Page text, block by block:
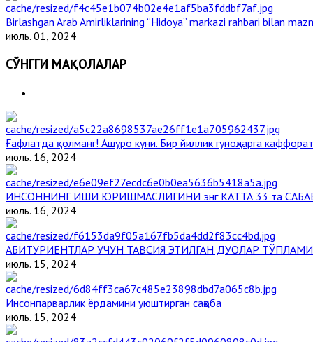
Birlashgan Arab Amirliklarining “Hidoya” markazi rahbari bilan
июль. 01, 2024
СЎНГГИ МАҚОЛАЛАР
Ғафлатда қолманг! Ашуро куни. Бир йиллик гуноҳларга
июль. 16, 2024
ИНСОННИНГ ИШИ ЮРИШМАСЛИГИНИ энг КАТТА 33 та
июль. 16, 2024
АБИТУРИЕНТЛАР УЧУН ТАВСИЯ ЭТИЛГАН ДУОЛАР ТЎПЛАМИ
июль. 15, 2024
Инсонпарварлик ёрдамини уюштирган саҳоба
июль. 15, 2024